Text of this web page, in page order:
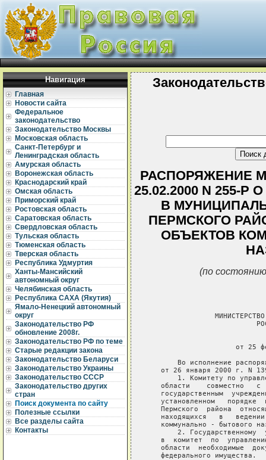
Навигация
Главная
Новости сайта
Федеральное
законодательство
Законодательство Москвы
Московская область
Санкт-Петербург и
Ленинградская область
Амурская область
Воронежская область
Краснодарский край
Омская область
Приморский край
Ростовская область
Саратовская область
Свердловская область
Тульская область
Тюменская область
Тверская область
Республика Удмуртия
Ханты-Мансийский
автономный округ
Челябинская область
Республика САХА (Якутия)
Ямало-Ненецкий автономный
округ
Законодательство РФ
обновление 2008г.
Законодательство РФ по теме
Старые редакции закона
Законодательство Беларуси
Законодательство Украины
Законодательство СССР
Законодательство других
стран
Поиск документа по сайту
Полезные ссылки
Все разделы сайта
Контакты
РАСПОРЯЖЕНИЕ
25.02.2000 N 255-
В
ПЕРМСКОГО
ОБЪЕКТОВ
(по
от 25
Во исполнение
от 26 января 2000 г. N
1. Комитету по
области    совместно   с
государственным
установленном   порядке
Пермского  района
находящихся   в
коммунально - бытового
2. Государственному
в  комитет  по
области  необходимые
   федерального имущества.